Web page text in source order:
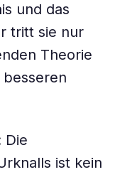
und das
tritt sie nur
Theorie
Die
ist kein